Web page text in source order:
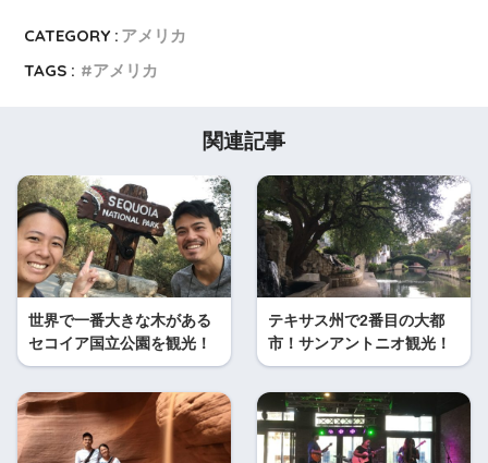
CATEGORY : アメリカ
TAGS :
アメリカ
関連記事
世界で一番大きな木がある
セコイア国立公園を観光！
テキサス州で2番目の大都
市！サンアントニオ観光！